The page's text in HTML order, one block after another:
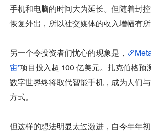
手机和电脑的时间大为延长。但随着封
恢复外出，所以社交媒体的收入增幅有所
另一个令投资者们忧心的现象是，
宙”项目投入超 100 亿美元。扎克伯格预
数字世界终将取代智能手机，成为人们
方式。
但这样的想法明显太过激进，自今年年